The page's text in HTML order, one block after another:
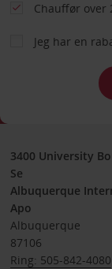
Chauffør over
Jeg har en
3400 University
Se
Albuquerque
Apo
Albuquerque
87106
Ring: 505-842-4080